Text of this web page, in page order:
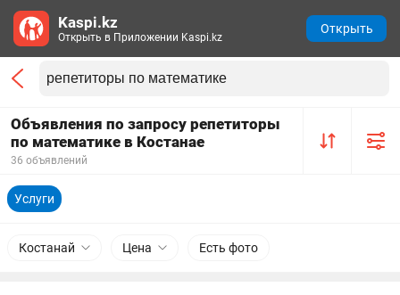
Объявления по запросу репетиторы
по математике в Костанае
36 объявлений
Услуги
Костанай Цена Есть фото
Kaspi.kz
Открыть в Приложении Kaspi.kz
Открыть